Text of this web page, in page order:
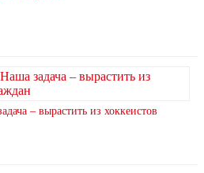
– вырастить из хоккеистов